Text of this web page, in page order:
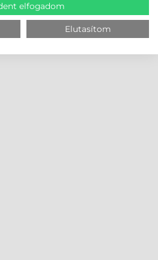
elfogadom
Elutasítom